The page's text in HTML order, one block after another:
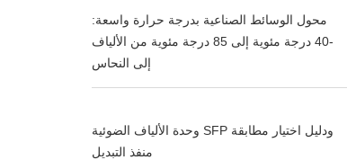
محول الوسائط الصناعية بدرجة حرارة واسعة:
-40 درجة مئوية إلى 85 درجة مئوية من الألياف
إلى النحاس
وحدة الألياف الضوئية SFP ودليل اختيار مطابقة
منفذ التبديل